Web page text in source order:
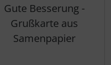
Gute Besserung -
Grußkarte aus
Samenpapier